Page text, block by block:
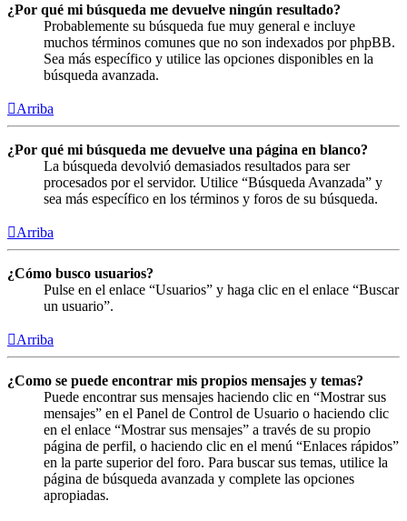
¿Por qué mi búsqueda me devuelve ningún resultado?
Probablemente su búsqueda fue muy general e incluye
muchos términos comunes que no son indexados por phpBB.
Sea más específico y utilice las opciones disponibles en la
búsqueda avanzada.
Arriba
¿Por qué mi búsqueda me devuelve una página en blanco?
La búsqueda devolvió demasiados resultados para ser
procesados por el servidor. Utilice “Búsqueda Avanzada” y
sea más específico en los términos y foros de su búsqueda.
Arriba
¿Cómo busco usuarios?
Pulse en el enlace “Usuarios” y haga clic en el enlace “Buscar
un usuario”.
Arriba
¿Como se puede encontrar mis propios mensajes y temas?
Puede encontrar sus mensajes haciendo clic en “Mostrar sus
mensajes” en el Panel de Control de Usuario o haciendo clic
en el enlace “Mostrar sus mensajes” a través de su propio
página de perfil, o haciendo clic en el menú “Enlaces rápidos”
en la parte superior del foro. Para buscar sus temas, utilice la
página de búsqueda avanzada y complete las opciones
apropiadas.